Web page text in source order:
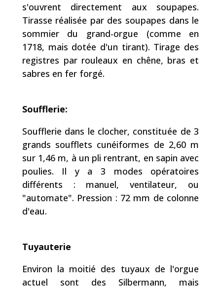
s'ouvrent directement aux soupapes.
Tirasse réalisée par des soupapes dans le
sommier du grand-orgue (comme en
1718, mais dotée d'un tirant). Tirage des
registres par rouleaux en chêne, bras et
sabres en fer forgé.
Soufflerie:
Soufflerie dans le clocher, constituée de 3
grands soufflets cunéiformes de 2,60 m
sur 1,46 m, à un pli rentrant, en sapin avec
poulies. Il y a 3 modes opératoires
différents : manuel, ventilateur, ou
"automate". Pression : 72 mm de colonne
d'eau.
Tuyauterie
Environ la moitié des tuyaux de l'orgue
actuel sont des Silbermann, mais